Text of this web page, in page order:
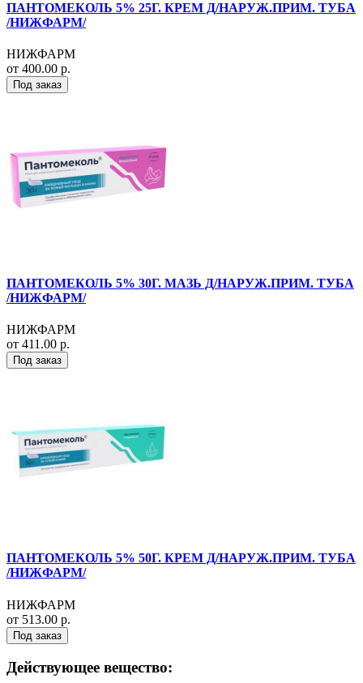
ПАНТОМЕКОЛЬ 5% 25Г. КРЕМ Д/НАРУЖ.ПРИМ. ТУБА
/НИЖФАРМ/
НИЖФАРМ
от 400.00 р.
Под заказ
ПАНТОМЕКОЛЬ 5% 30Г. МАЗЬ Д/НАРУЖ.ПРИМ. ТУБА
/НИЖФАРМ/
НИЖФАРМ
от 411.00 р.
Под заказ
ПАНТОМЕКОЛЬ 5% 50Г. КРЕМ Д/НАРУЖ.ПРИМ. ТУБА
/НИЖФАРМ/
НИЖФАРМ
от 513.00 р.
Под заказ
Действующее вещество: